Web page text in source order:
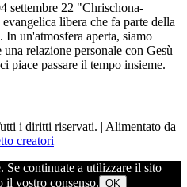
settembre 22 "Chrischona-
libera che fa parte della
In un'atmosfera aperta, siamo
relazione personale con Gesù
piace passare il tempo insieme.
i diritti riservati. | Alimentato da
creatori
continuate a utilizzare il sito
il vostro consenso. OK